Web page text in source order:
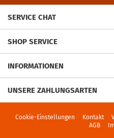
SERVICE CHAT
SHOP SERVICE
INFORMATIONEN
UNSERE ZAHLUNGSARTEN
Cookie-Einstellungen Kontakt
AGB